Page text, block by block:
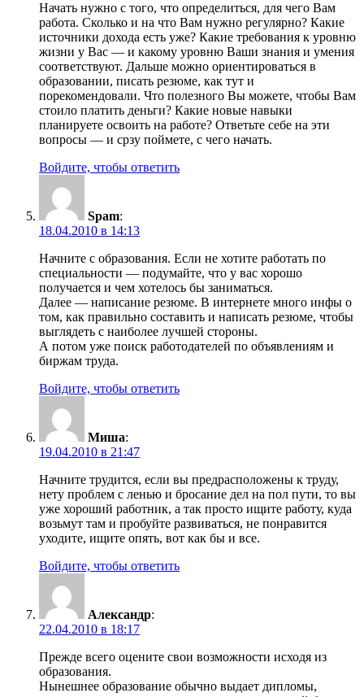
Начать нужно с того, что определиться, для чего Вам
работа. Сколько и на что Вам нужно регулярно? Какие
источники дохода есть уже? Какие требования к уровню
жизни у Вас — и какому уровню Ваши знания и умения
соответствуют. Дальше можно ориентироваться в
образовании, писать резюме, как тут и
порекомендовали. Что полезного Вы можете, чтобы Вам
стоило платить деньги? Какие новые навыки
планируете освоить на работе? Ответьте себе на эти
вопросы — и срзу поймете, с чего начать.
Войдите, чтобы ответить
Spam:
18.04.2010 в 14:13
Начните с образования. Если не хотите работать по
специальности — подумайте, что у вас хорошо
получается и чем хотелось бы заниматься.
Далее — написание резюме. В интернете много инфы о
том, как правильно составить и написать резюме, чтобы
выглядеть с наиболее лучшей стороны.
А потом уже поиск работодателей по объявлениям и
биржам труда.
Войдите, чтобы ответить
Миша:
19.04.2010 в 21:47
Начните трудится, если вы предрасположены к труду,
нету проблем с ленью и бросание дел на пол пути, то вы
уже хороший работник, а так просто ищите работу, куда
возьмут там и пробуйте развиваться, не понравится
уходите, ищите опять, вот как бы и все.
Войдите, чтобы ответить
Александр:
22.04.2010 в 18:17
Прежде всего оцените свои возможности исходя из
образования.
Нынешнее образование обычно выдает дипломы,